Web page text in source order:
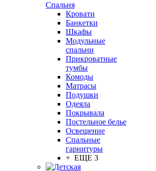
Спальня
Кровати
Банкетки
Шкафы
Модульные
спальни
Прикроватные
тумбы
Комоды
Матрасы
Подушки
Одеяла
Покрывала
Постельное белье
Освещение
Спальные
гарнитуры
+ ЕЩЕ 3